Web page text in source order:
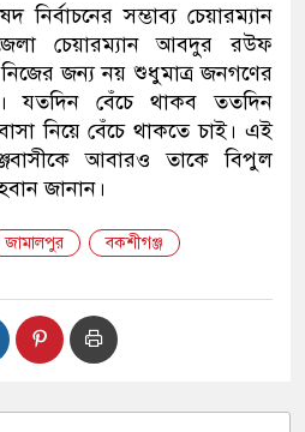
সম্ভাব্য চেয়ারম্যান
চেয়ারম্যান আবদুর রউফ
জন্য নয় শুধুমাত্র জনগণের
যতদিন বেঁচে থাকব ততদিন
নিয়ে বেঁচে থাকতে চাই। এই
আবারও তাকে বিপুল
জানান।
জামালপুর বকশীগঞ্জ